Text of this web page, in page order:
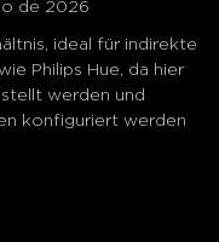
de 2026
ideal für indirekte
Philips Hue, da hier
werden und
konfiguriert werden